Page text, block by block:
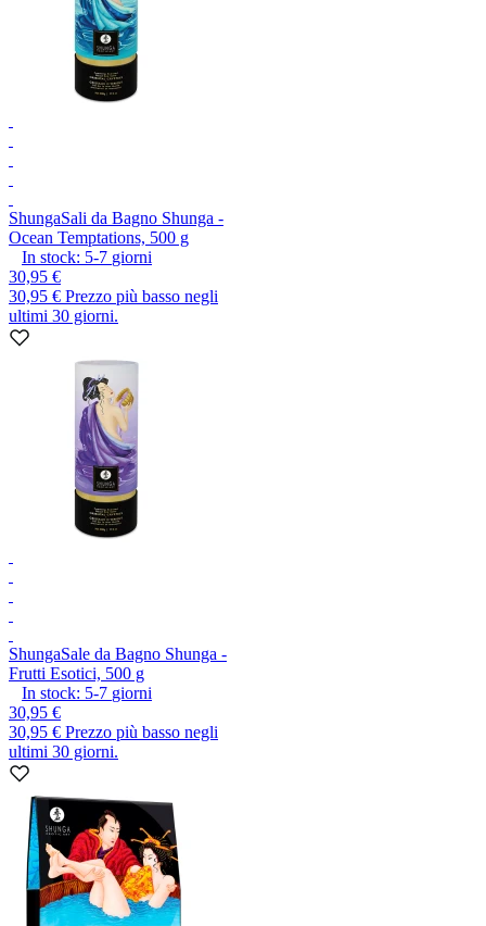
ShungaSali da Bagno Shunga -
Ocean Temptations, 500 g
In stock: 5-7 giorni
30,95 €
30,95 € Prezzo più basso negli
ultimi 30 giorni.
ShungaSale da Bagno Shunga -
Frutti Esotici, 500 g
In stock: 5-7 giorni
30,95 €
30,95 € Prezzo più basso negli
ultimi 30 giorni.